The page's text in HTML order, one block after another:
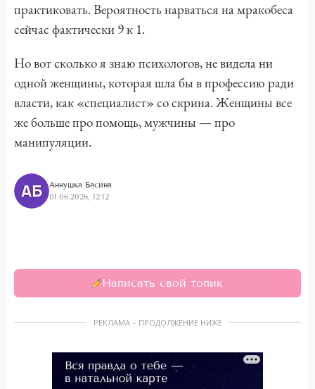
практиковать. Вероятность нарваться на мракобеса
сейчас фактически 9 к 1.
Но вот сколько я знаю психологов, не видела ни
одной женщины, которая шла бы в профессию ради
власти, как «специалист» со скрина. Женщины все
же больше про помощь, мужчины — про
манипуляции.
Аннушка Басина
01.06.2026, 12:12
Написать свой топик
РЕКЛАМА – ПРОДОЛЖЕНИЕ НИЖЕ